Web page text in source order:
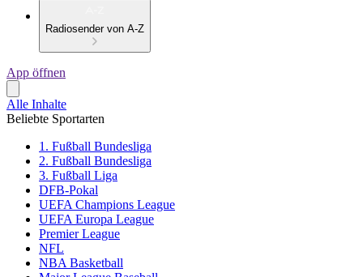
Radiosender von A-Z
App öffnen
Alle Inhalte
Beliebte Sportarten
1. Fußball Bundesliga
2. Fußball Bundesliga
3. Fußball Liga
DFB-Pokal
UEFA Champions League
UEFA Europa League
Premier League
NFL
NBA Basketball